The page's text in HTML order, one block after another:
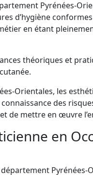
Pyrénées-
d’hygiène
en étant
théoriques et
Orientales, les
des
de mettre en œuvre
en